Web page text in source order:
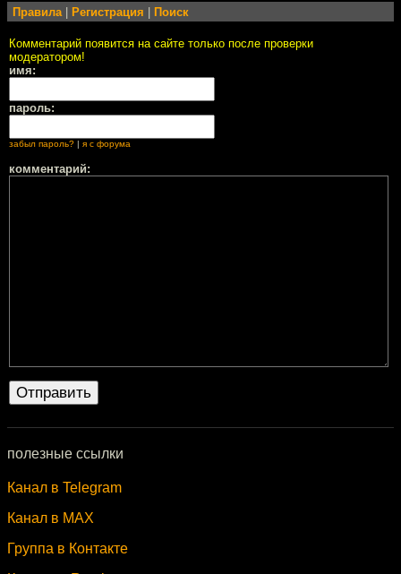
Правила | Регистрация | Поиск
Комментарий появится на сайте только после проверки
модератором!
имя:
пароль:
забыл пароль? | я с форума
комментарий:
полезные ссылки
Канал в Telegram
Канал в MAX
Группа в Контакте